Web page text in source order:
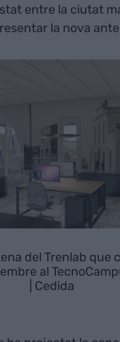
entre la ciutat
la nova
del Trenlab que
al
| Cedida